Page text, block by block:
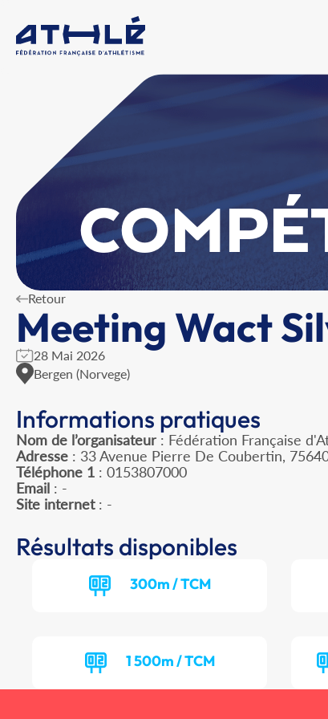
Retour
Meeting Wact
28 Mai 2026
Bergen (Norvege)
Informations pratiques
Nom de l’organisateur : Fédération Française
Adresse : 33 Avenue Pierre De Coubertin,
Téléphone 1 : 0153807000
Email : -
Site internet: -
Résultats disponibles
300m / TCM
1 500m / TCM